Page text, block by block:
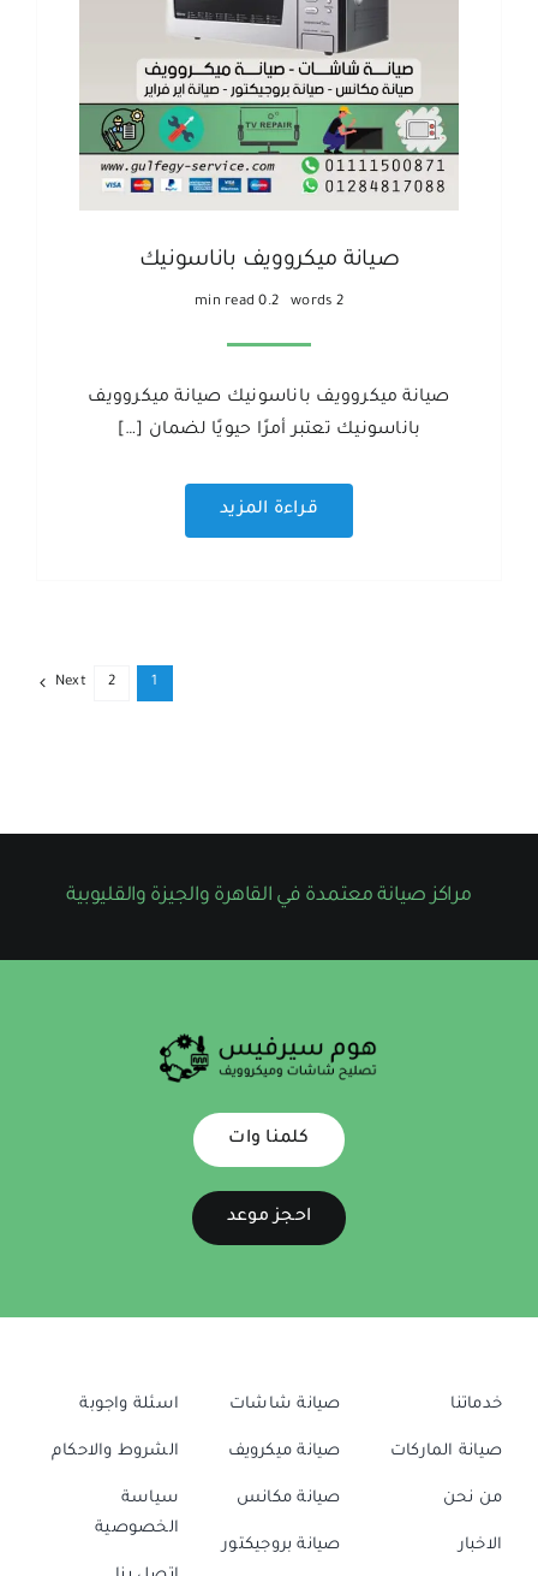
صيانة ميكروويف باناسونيك
2 words
0.2 min read
صيانة ميكروويف باناسونيك صيانة ميكروويف
باناسونيك تعتبر أمرًا حيويًا لضمان […]
قراءة المزيد
1
2
Next
مراكز صيانة معتمدة في القاهرة والجيزة والقليوبية
كلمنا وات
احجز موعد
خدماتنا
صيانة الماركات
من نحن
الاخبار
صيانة شاشات
صيانة ميكرويف
صيانة مكانس
صيانة بروجيكتور
اسئلة واجوبة
الشروط والاحكام
سياسة
الخصوصية